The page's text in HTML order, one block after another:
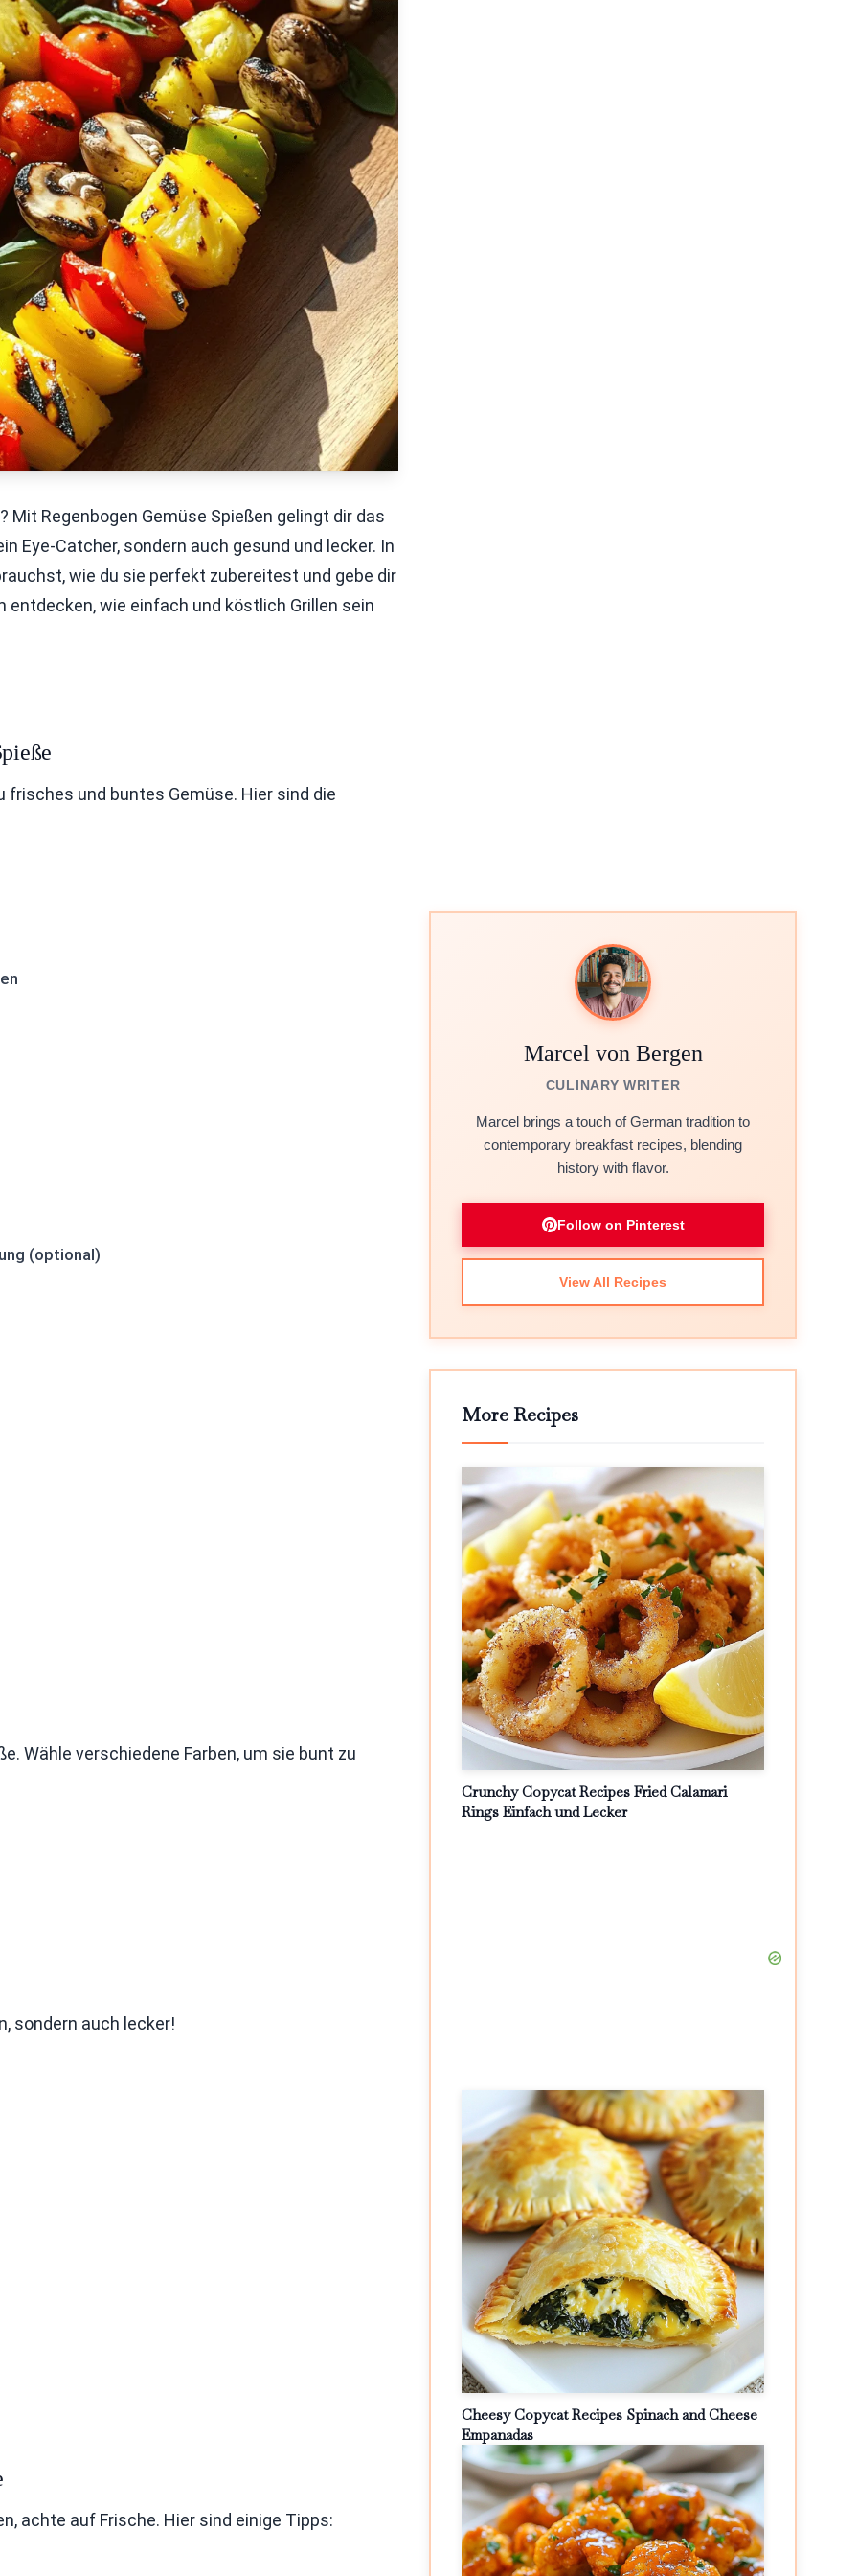
Mit Regenbogen Gemüse Spießen gelingt dir das
Eye-Catcher, sondern auch gesund und lecker. In
wie du sie perfekt zubereitest und gebe dir
wie einfach und köstlich Grillen sein
frisches und buntes Gemüse. Hier sind die
(optional)
Wähle verschiedene Farben, um sie bunt zu
sondern auch lecker!
achte auf Frische. Hier sind einige Tipps:
Marcel von Bergen
CULINARY WRITER
Marcel brings a touch of German tradition to
contemporary breakfast recipes, blending
history with flavor.
Follow on Pinterest
View All Recipes
More Recipes
Crunchy Copycat Recipes Fried Calamari
Rings Einfach und Lecker
Cheesy Copycat Recipes Spinach and Cheese
Empanadas